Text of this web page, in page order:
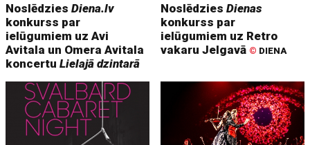
NoslēdziesDiena.lv
konkurss par
ielūgumiem uz Avi
Avitala un Omera Avitala
koncertuLielajā dzintarā
NoslēdziesDienas
konkurss par
ielūgumiem uz Retro
vakaru Jelgavā © DIENA